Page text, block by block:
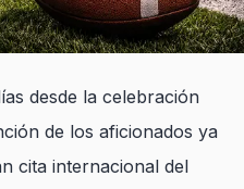
desde la celebración
de los aficionados ya
cita internacional del